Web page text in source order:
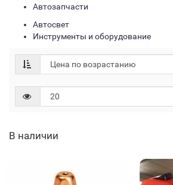
Автозапчасти
Автосвет
Инструменты и оборудование
В наличии